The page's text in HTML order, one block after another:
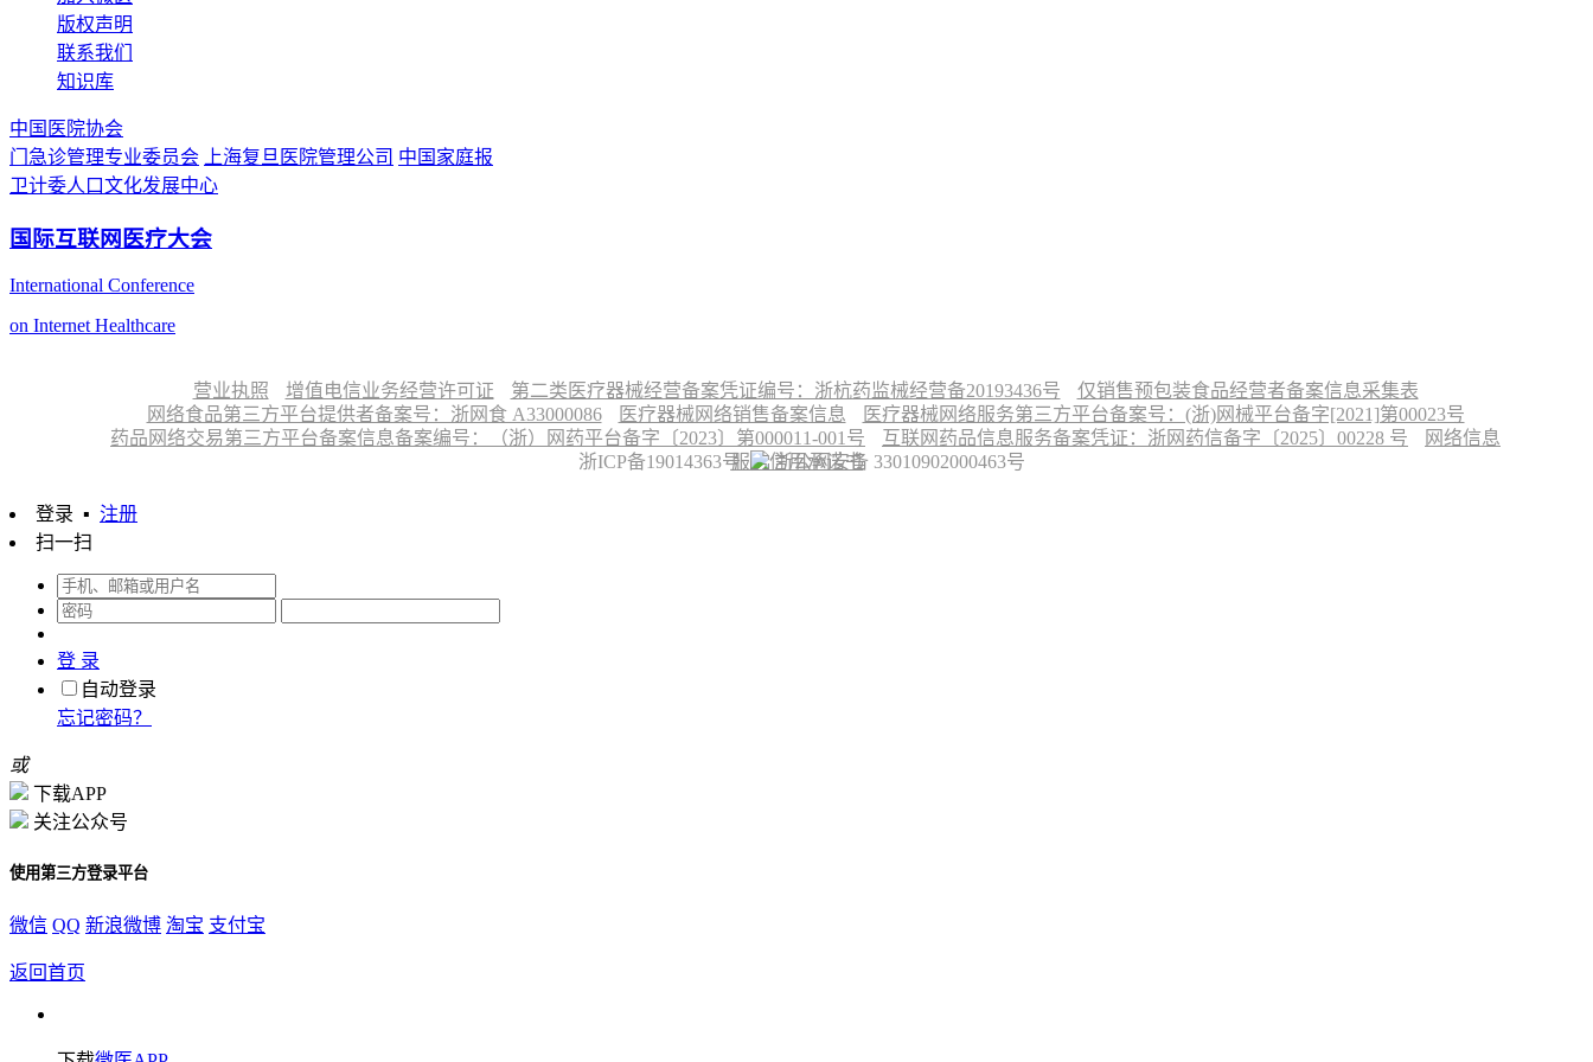
版权声明
联系我们
知识库
中国医院协会
门急诊管理专业委员会 上海复旦医院管理公司 中国家庭报
卫计委人口文化发展中心
国际互联网医疗大会
International Conference
on Internet Healthcare
营业执照 增值电信业务经营许可证 第二类医疗器械经营备案凭证编号：浙杭药监械经营备20193436号
仅销售预包装食品经营者备案信息采集表
网络食品第三方平台提供者备案号：浙网食 A33000086
医疗器械网络销售备案信息
医疗器械网络服务第三方平台备案号：(浙)网械平台备字[2021]第00023号
药品网络交易第三方平台备案信息备案编号：（浙）网药平台备字〔2023〕第000011-001号
互联网药品信息服务备案凭证：浙网药信备字〔2025〕00228 号
网络信息
服务信用承诺书
浙ICP备19014363号 浙公网安备 33010902000463号
登录 ▪ 注册
扫一扫
登 录
自动登录
忘记密码？
或
下载APP
关注公众号
使用第三方登录平台
微信 QQ 新浪微博 淘宝 支付宝
返回首页